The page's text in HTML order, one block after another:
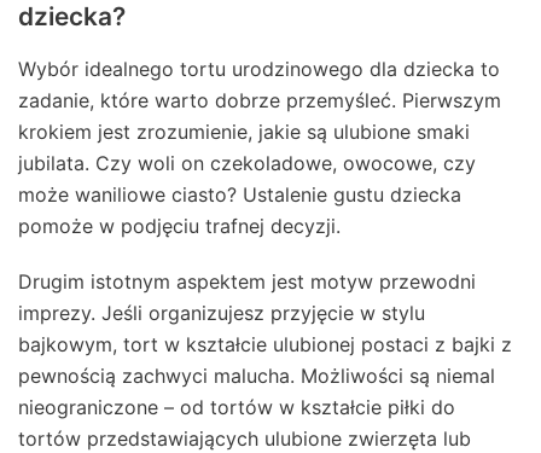
dziecka?
Wybór idealnego tortu urodzinowego dla dziecka to
zadanie, które warto dobrze przemyśleć. Pierwszym
krokiem jest zrozumienie, jakie są ulubione smaki
jubilata. Czy woli on czekoladowe, owocowe, czy
może waniliowe ciasto? Ustalenie gustu dziecka
pomoże w podjęciu trafnej decyzji.
Drugim istotnym aspektem jest motyw przewodni
imprezy. Jeśli organizujesz przyjęcie w stylu
bajkowym, tort w kształcie ulubionej postaci z bajki z
pewnością zachwyci malucha. Możliwości są niemal
nieograniczone – od tortów w kształcie piłki do
tortów przedstawiających ulubione zwierzęta lub